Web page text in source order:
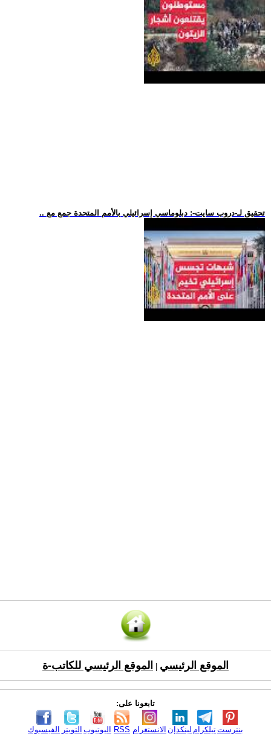
.. تحقيق لـ-دروب سايت-: دبلوماسي إسرائيلي بالأمم المتحدة جمع مع
الموقع الرئيسي الموقع الرئيسي للكاتب-ة
تابعونا على:
الفيسبوك التويتر اليوتيوب RSS الانستغرام لينكدإن تيلكرامبنترست